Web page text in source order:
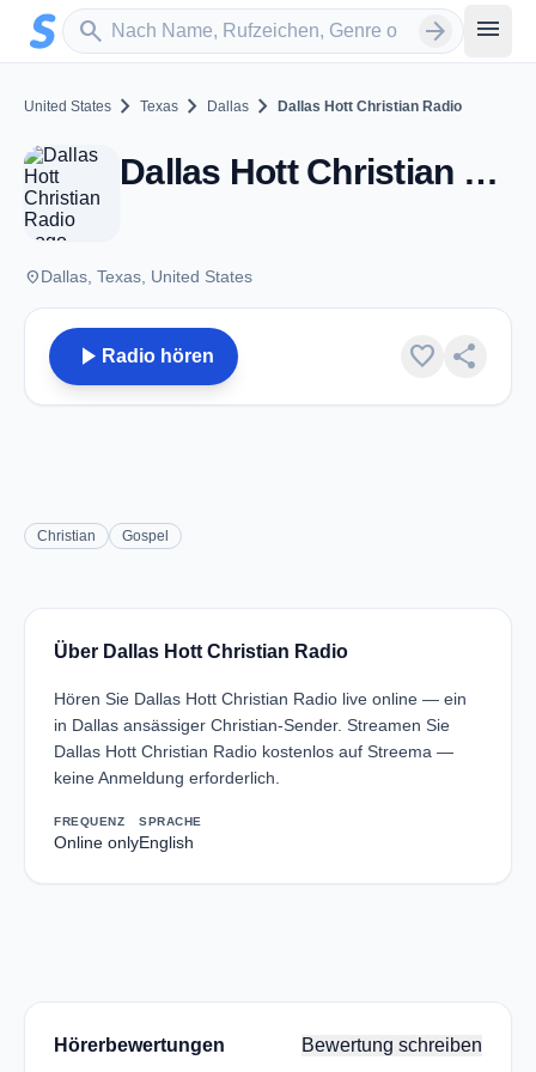
Zum Hauptinhalt springen
search
Sender suchen arrow_forward menu
United States chevron_right Texas chevron_right Dallas chevron_right Dallas Hott Christian Radio
Dallas Hott Christian Radio - Dallas, TX
placeDallas, Texas, United States
play_arrow Radio hören favorite share
Christian Gospel
Über Dallas Hott Christian Radio
Hören Sie Dallas Hott Christian Radio live online — ein
in Dallas ansässiger Christian-Sender. Streamen Sie
Dallas Hott Christian Radio kostenlos auf Streema —
keine Anmeldung erforderlich.
FREQUENZ
Online only
SPRACHE
English
Hörerbewertungen Bewertung schreiben